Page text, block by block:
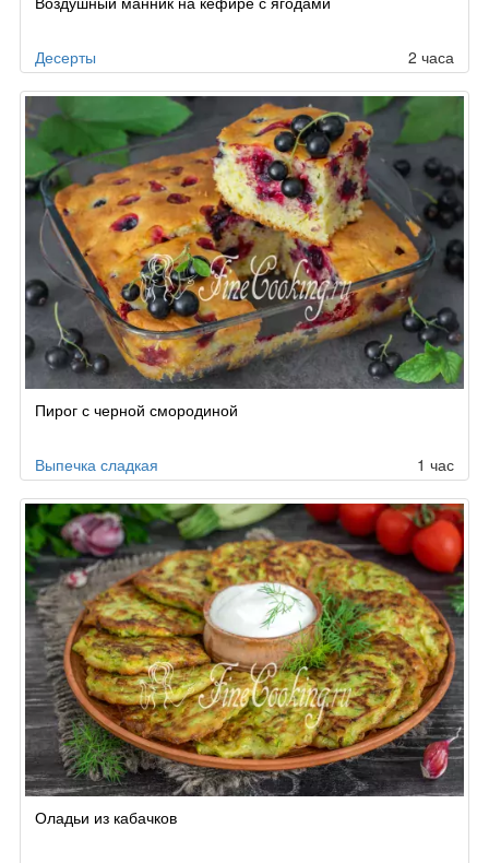
Десерты 2 часа
Пирог с черной смородиной
Выпечка сладкая 1 час
Оладьи из кабачков